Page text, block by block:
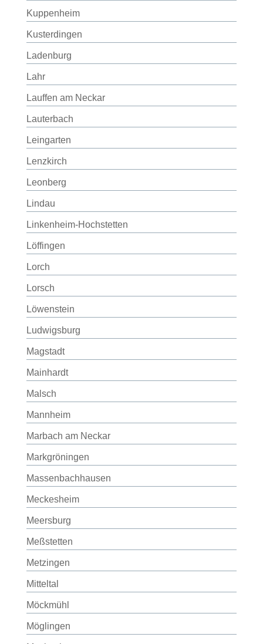
Kuppenheim
Kusterdingen
Ladenburg
Lahr
Lauffen am Neckar
Lauterbach
Leingarten
Lenzkirch
Leonberg
Lindau
Linkenheim-Hochstetten
Löffingen
Lorch
Lorsch
Löwenstein
Ludwigsburg
Magstadt
Mainhardt
Malsch
Mannheim
Marbach am Neckar
Markgröningen
Massenbachhausen
Meckesheim
Meersburg
Meßstetten
Metzingen
Mitteltal
Möckmühl
Möglingen